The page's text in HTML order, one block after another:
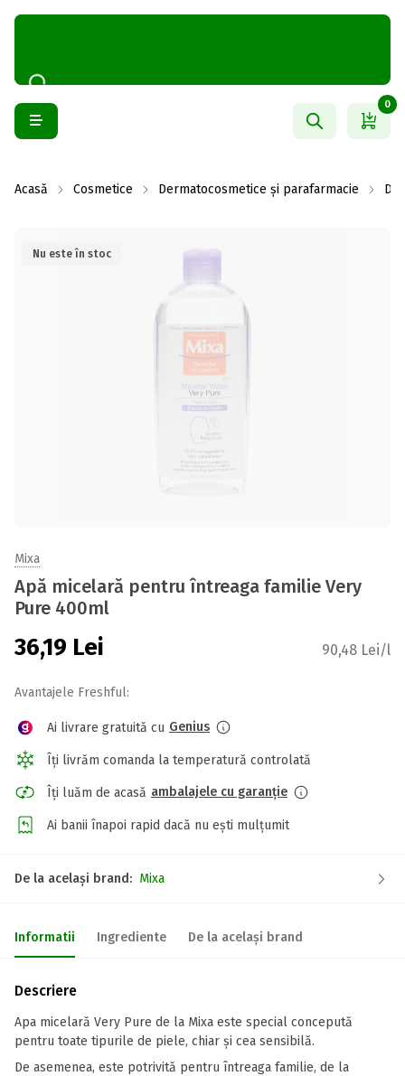
0
Acasă Cosmetice Dermatocosmetice și parafarmacie
Nu este în stoc
Mixa
Apă micelară pentru întreaga familie Very
Pure 400ml
36,19 Lei 90,48 Lei/l
Avantajele Freshful:
Ai livrare gratuită cu Genius
Îți livrăm comanda la temperatură controlată
Îți luăm de acasă ambalajele cu garanție
Ai banii înapoi rapid dacă nu ești mulțumit
De la același brand: Mixa
Informatii Ingrediente De la același brand
Descriere
Apa micelară Very Pure de la Mixa este special concepută
pentru toate tipurile de piele, chiar și cea sensibilă.
De asemenea, este potrivită pentru întreaga familie, de la